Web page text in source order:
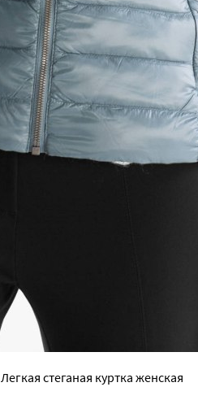
Легкая стеганая куртка женская